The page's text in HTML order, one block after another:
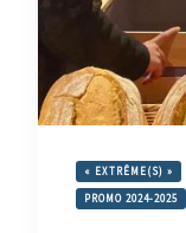
« EXTRÊME(S) »
PROMO 2024-2025